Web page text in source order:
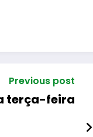
Previous post
terça-feira